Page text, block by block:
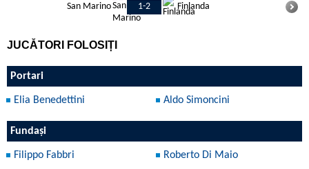
San Marino 1-2 Finlanda
JUCĂTORI FOLOSIȚI
Portari
Elia Benedettini Aldo Simoncini
Fundași
Filippo Fabbri
Roberto Di Maio